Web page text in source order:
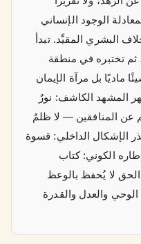
الوجود الإنساني
البشري المقيَّد. تبدأ
ثم تختبره في منطقة
ماديًا بل مرآة الإيمان
المشهد الكاشف: نورٌ
عن المنافقين — لا ظلمٌ
الإشكال الداخلي: قسوة
الكوني: كتاب
الحق لا يُحفظ بالوعظ
الوحي والعدل والقدرة